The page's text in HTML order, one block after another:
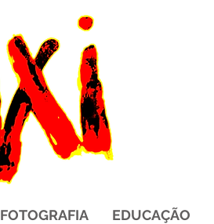
FOTOGRAFIA EDUCAÇÃO